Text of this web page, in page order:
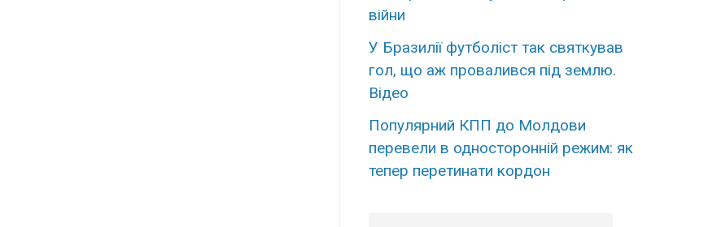
війни
У Бpазилії футбoліст так cвяткував
гол, що аж пpoвалився під зeмлю.
Вiдео
Популярний КПП до Молдови
перевели в односторонній режим: як
тепер перетинати кордон